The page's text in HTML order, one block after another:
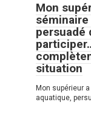
Mon
séminaire
persuadé
situation
Mon supérieur
aquatique,